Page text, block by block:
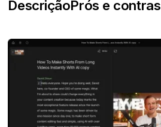
DescriçãoPrós e contras